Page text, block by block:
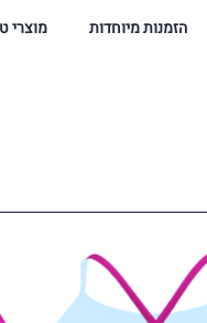
הזמנות מיוחדות מוצרי